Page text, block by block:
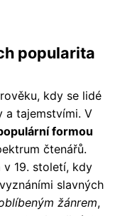
popularita
kdy se lidé
a tajemstvími. V
formou
čtenářů.
19. století, kdy
slavných
žánrem,